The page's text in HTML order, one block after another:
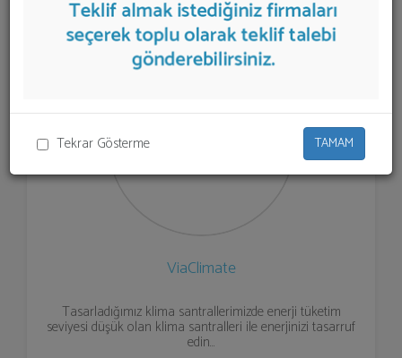
Tekrar Gösterme TAMAM
ViaClimate
Tasarladığımız klima santrallerimizde enerji tüketim
seviyesi düşük olan klima santralleri ile enerjinizi tasarruf
edin…